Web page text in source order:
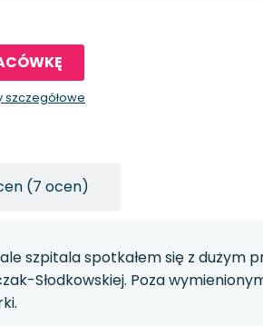
szczegółowe
(7 ocen)
szpitala spotkałem się z dużym
Słodkowskiej. Poza